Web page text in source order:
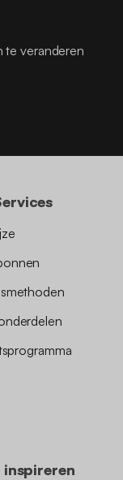
te veranderen
inspireren